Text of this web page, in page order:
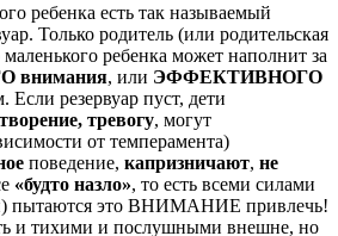
ребенка есть так называемый
Только родитель (или родительская
маленького ребенка может наполнит за
внимания, или ЭФФЕКТИВНОГО
Если резервуар пуст, дети
тревогу, могут
от темперамента)
поведение, капризничают, не
«будто назло», то есть всеми силами
пытаются это ВНИМАНИЕ привлечь!
и тихими и послушными внешне, но